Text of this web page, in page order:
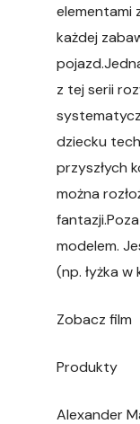
elementami
każdej
z tej serii
dziecku
przyszłych
można
modelem.
(np. łyżka
Zobacz film
Produkty
Alexander